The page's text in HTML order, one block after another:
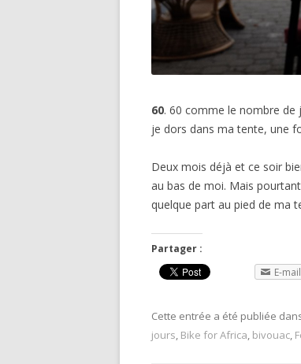
60. 60 comme le nombre
je dors dans ma tente, une
Deux mois déjà et ce soir
au bas de moi. Mais
quelque part au pied de ma
Partager :
E-mail
Cette entrée a été publiée
jours, Bike for Africa, bivouac,